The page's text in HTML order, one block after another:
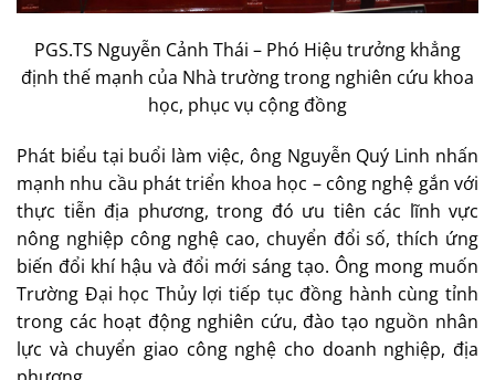
PGS.TS Nguyễn Cảnh Thái – Phó Hiệu trưởng khẳng
định thế mạnh của Nhà trường trong nghiên cứu khoa
học, phục vụ cộng đồng
Phát biểu tại buổi làm việc, ông Nguyễn Quý Linh nhấn
mạnh nhu cầu phát triển khoa học – công nghệ gắn với
thực tiễn địa phương, trong đó ưu tiên các lĩnh vực
nông nghiệp công nghệ cao, chuyển đổi số, thích ứng
biến đổi khí hậu và đổi mới sáng tạo. Ông mong muốn
Trường Đại học Thủy lợi tiếp tục đồng hành cùng tỉnh
trong các hoạt động nghiên cứu, đào tạo nguồn nhân
lực và chuyển giao công nghệ cho doanh nghiệp, địa